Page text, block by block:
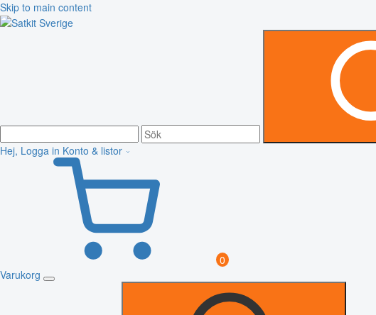
Skip to main content
Hej, Logga in Konto & listor
0
Varukorg